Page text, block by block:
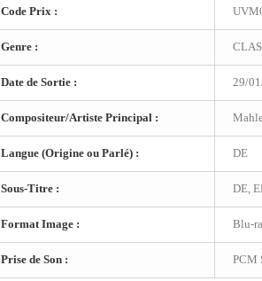
Code Prix :
Genre :
Date de Sortie : 29/
Compositeur/Artiste Principal :
Langue (Origine ou Parlé) : DE
Sous-Titre : DE,
Format Image : Blu-
Prise de Son : PCM